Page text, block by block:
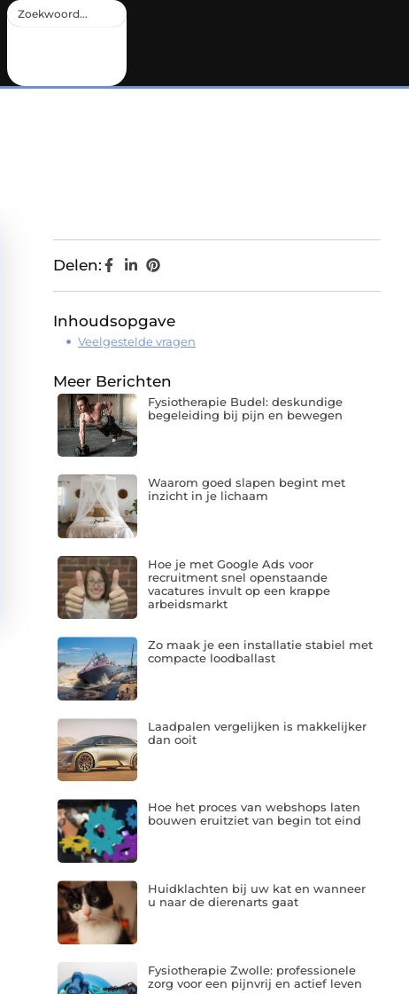
Delen:
Inhoudsopgave
Veelgestelde vragen
Meer Berichten
Fysiotherapie Budel: deskundige
begeleiding bij pijn en bewegen
Waarom goed slapen begint met
inzicht in je lichaam
Hoe je met Google Ads voor
recruitment snel openstaande
vacatures invult op een krappe
arbeidsmarkt
Zo maak je een installatie stabiel met
compacte loodballast
Laadpalen vergelijken is makkelijker
dan ooit
Hoe het proces van webshops laten
bouwen eruitziet van begin tot eind
Huidklachten bij uw kat en wanneer
u naar de dierenarts gaat
Fysiotherapie Zwolle: professionele
zorg voor een pijnvrij en actief leven